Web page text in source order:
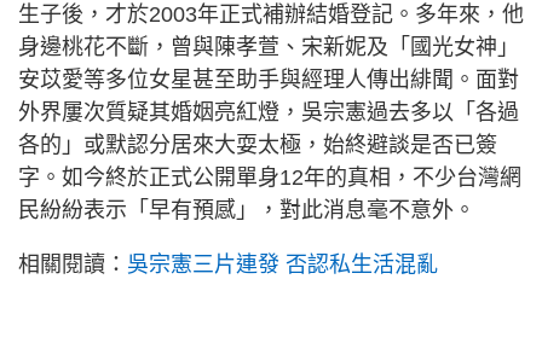
生子後，才於2003年正式補辦結婚登記。多年來，他
身邊桃花不斷，曾與陳孝萱、宋新妮及「國光女神」
安苡愛等多位女星甚至助手與經理人傳出緋聞。面對
外界屢次質疑其婚姻亮紅燈，吳宗憲過去多以「各過
各的」或默認分居來大耍太極，始終避談是否已簽
字。如今終於正式公開單身12年的真相，不少台灣網
民紛紛表示「早有預感」，對此消息毫不意外。
相關閱讀： 吳宗憲三片連發 否認私生活混亂